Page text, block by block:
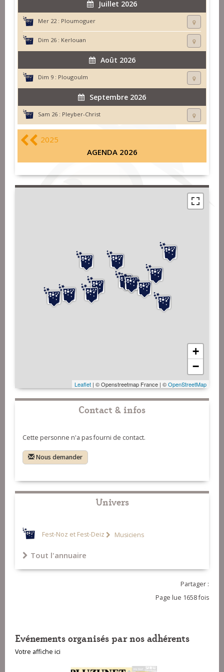
Juillet 2026
Mer 22 : Ploumoguer
Dim 26 : Kerlouan
Août 2026
Dim 9 : Plougoulm
Septembre 2026
Sam 26 : Pleyber-Christ
2025
AGENDA 2026
+
−
Leaflet | © Openstreetmap France | ©OpenStreetMap
Contact & infos
Cette personne n'a pas fourni de contact.
Nous demander
Univers
Fest-Noz et Fest-Deiz Musiciens
Tout l'annuaire
Partager :
Page lue 1658 fois
Evénements organisés par nos adhérents
Votre affiche ici